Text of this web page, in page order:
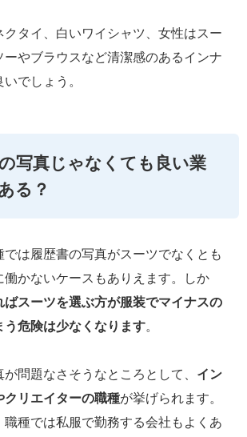
クタイ、白いワイシャツ、女性はスー
ーやブラウスなど清潔感のあるインナ
でしょう。
写真じゃなくても良い業
る？
は履歴書の写真がスーツでなくとも
働かないケースもありえます。しか
ばスーツを選ぶ方が服装でマイナスの
う危険は少なくなります。
問題なさそうなところとして、 イン
クリエイターの職種が挙げられます。
職種では私服で勤務する会社もよくあ